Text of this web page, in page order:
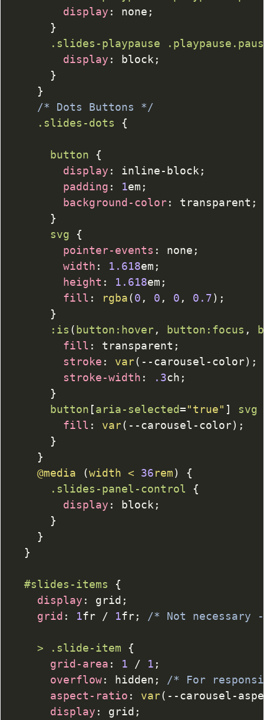
display : none ;
}
.slides-playpause
.playpause
display : block ;
}
}
/* Dots Buttons */
.slides-dots
{
button
{
display : inline-block ;
padding : 1em ;
background-color: transparent ;
}
svg
{
pointer-events : none ;
width : 1.618em ;
height : 1.618em ;
fill : rgba(0 , 0 , 0 , 0.7) ;
}
:is (button :hover, button :focus ,
fill : transparent ;
stroke : var( --carousel-color) ;
stroke-width : .3ch ;
}
button [aria-selected="true" ]
svg
fill : var( --carousel-color) ;
}
}
@media
(width < 36rem)
{
.slides-panel-control
{
display : block ;
}
}
}
#slides-items
{
display : grid ;
grid : 1fr / 1fr; /* Not
> .slide-item
{
grid-area : 1 / 1 ;
overflow: hidden ;
/* For
aspect-ratio : var( --carousel-
display : grid ;